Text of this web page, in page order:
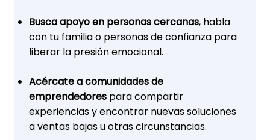
Busca apoyo en personas cercanas, habla
con tu familia o personas de confianza para
liberar la presión emocional.
Acércate a comunidades de
emprendedores para compartir
experiencias y encontrar nuevas soluciones
a ventas bajas u otras circunstancias.